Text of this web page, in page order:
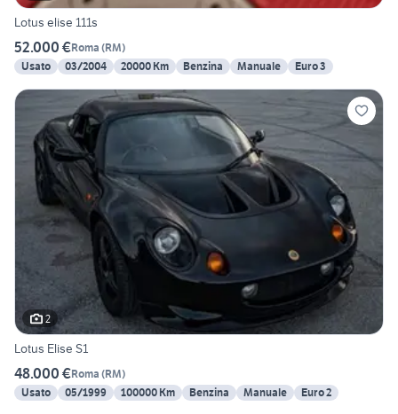
Lotus elise 111s
52.000 €Roma (RM)
Usato
03/2004 20000 Km Benzina Manuale Euro 3
2
Lotus Elise S1
48.000 €Roma (RM)
Usato
05/1999 100000 Km Benzina Manuale Euro 2